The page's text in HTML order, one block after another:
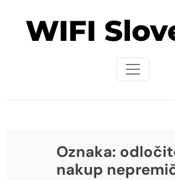
contentWIFI
Oznaka:
nakup